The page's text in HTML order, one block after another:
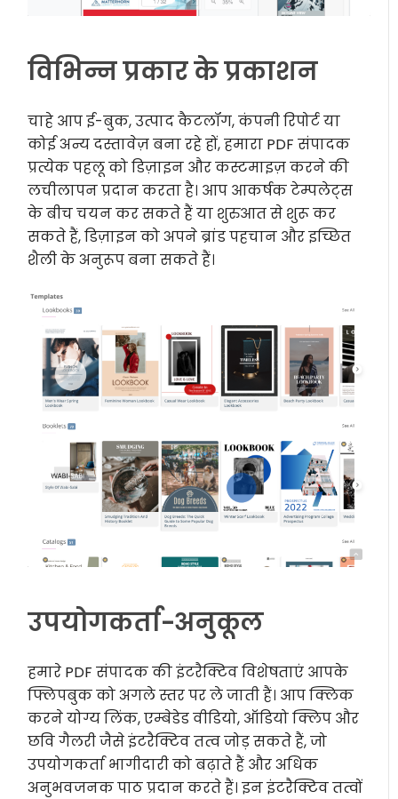
विभिन्न प्रकार के प्रकाशन
चाहे आप ई-बुक, उत्पाद कैटलॉग, कंपनी रिपोर्ट या
कोई अन्य दस्तावेज़ बना रहे हों, हमारा PDF संपादक
प्रत्येक पहलू को डिज़ाइन और कस्टमाइज़ करने की
लचीलापन प्रदान करता है। आप आकर्षक टेम्पलेट्स
के बीच चयन कर सकते हैं या शुरुआत से शुरू कर
सकते हैं, डिज़ाइन को अपने ब्रांड पहचान और इच्छित
शैली के अनुरूप बना सकते हैं।
उपयोगकर्ता-अनुकूल
हमारे PDF संपादक की इंटरैक्टिव विशेषताएं आपके
फ्लिपबुक को अगले स्तर पर ले जाती हैं। आप क्लिक
करने योग्य लिंक, एम्बेडेड वीडियो, ऑडियो क्लिप और
छवि गैलरी जैसे इंटरैक्टिव तत्व जोड़ सकते हैं, जो
उपयोगकर्ता भागीदारी को बढ़ाते हैं और अधिक
अनुभवजनक पाठ प्रदान करते हैं। इन इंटरैक्टिव तत्वों